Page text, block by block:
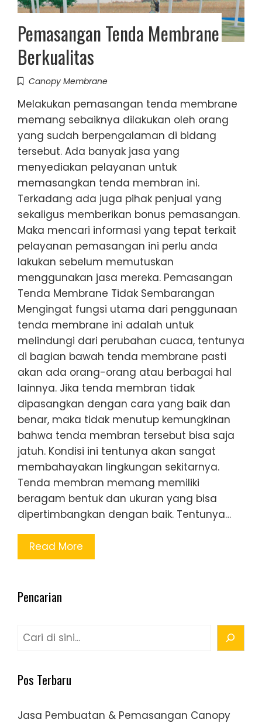
Pemasangan Tenda Membrane
Berkualitas
Canopy Membrane
Melakukan pemasangan tenda membrane
memang sebaiknya dilakukan oleh orang
yang sudah berpengalaman di bidang
tersebut. Ada banyak jasa yang
menyediakan pelayanan untuk
memasangkan tenda membran ini.
Terkadang ada juga pihak penjual yang
sekaligus memberikan bonus pemasangan.
Maka mencari informasi yang tepat terkait
pelayanan pemasangan ini perlu anda
lakukan sebelum memutuskan
menggunakan jasa mereka. Pemasangan
Tenda Membrane Tidak Sembarangan
Mengingat fungsi utama dari penggunaan
tenda membrane ini adalah untuk
melindungi dari perubahan cuaca, tentunya
di bagian bawah tenda membrane pasti
akan ada orang-orang atau berbagai hal
lainnya. Jika tenda membran tidak
dipasangkan dengan cara yang baik dan
benar, maka tidak menutup kemungkinan
bahwa tenda membran tersebut bisa saja
jatuh. Kondisi ini tentunya akan sangat
membahayakan lingkungan sekitarnya.
Tenda membran memang memiliki
beragam bentuk dan ukuran yang bisa
dipertimbangkan dengan baik. Tentunya…
Read More
Pencarian
Cari
Pos Terbaru
Jasa Pembuatan & Pemasangan Canopy